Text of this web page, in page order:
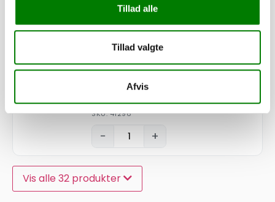
Tillad alle
Tillad valgte
Afvis
+
Lukker for smæk/side
SKU: 41296
− +
Vis alle 32 produkter